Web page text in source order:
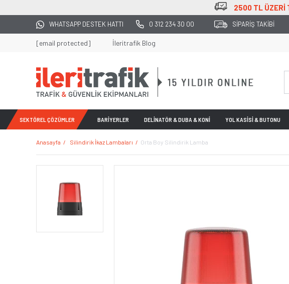
2500 TL ÜZERİ TÜM
WHATSAPP DESTEK HATTI 0 312 234 30 00 SİPARİŞ TAKİBİ
[email protected] İleritrafik Blog
SEKTÖREL ÇÖZÜMLER BARİYERLER DELİNATÖR & DUBA & KONİ YOL KASİSİ & BUTONU
Anasayfa Silindirik İkaz Lambaları Orta Boy Silindirik Lamba